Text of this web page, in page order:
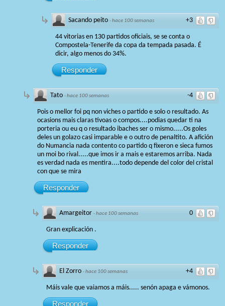
+3
Sacando peito ·hace 100 semanas
44 vitorias en 130 partidos oficiais, se se conta o
Compostela-Tenerife da copa da tempada pasada. É
dicir, algo menos do 34%.
Responder
-4
Tato ·hace 100 semanas
Pois o mellor foi pq non viches o partido e solo o resultado. As
ocasions mais claras tivoas o compos....podias quedar ti na
porteria ou eu q o resultado ibaches ser o mismo.....Os goles
deles un golazo casi imparable e o outro de penaltito. A afición
do Numancia nada contento co partido q fixeron e sieca fumos
un moi bo rival.....que imos ir a mais e estaremos arriba. Nada
es verdad nada es mentira....todo depende del color del cristal
con que se mira
Responder
0
Amargeitor ·hace 100 semanas
Gran explicación .
Responder
+4
El Zorro ·hace 100 semanas
Máis vale que vaiamos a máis..... senón apaga e vámonos.
Responder